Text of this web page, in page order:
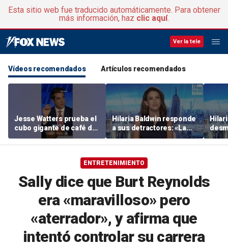
Esta sitio web fue traducido automáticamente. Para obtener
más información, haz clic aquí.
Ver la tele
Vídeos recomendados Artículos recomendados
Jesse Watters prueba el
cubo gigante de café de
Dunkin’
Hilaria Baldwin responde
a sus detractores: «La
gente infeliz hace daño a
los demás»
ENTRETENIMIENTO
Sally dice que Burt Reynolds
era «maravilloso» pero
«aterrador», y afirma que
intentó controlar su carrera